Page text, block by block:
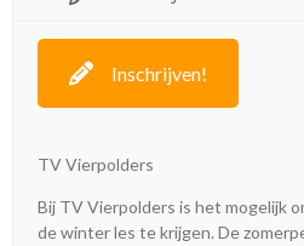
Inschrijven!
TV Vierpolders
Bij TV Vierpolders is het mogelijk
de winter les te krijgen. De